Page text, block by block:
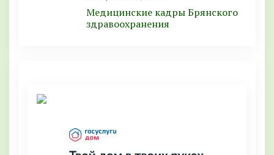
Медицинские кадры Брянского
здравоохранения